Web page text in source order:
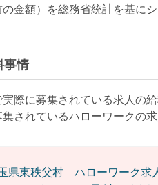
金額）を総務省統計を基に
事情
際に募集されている求人の
されているハローワークの
県東秩父村 ハローワーク求